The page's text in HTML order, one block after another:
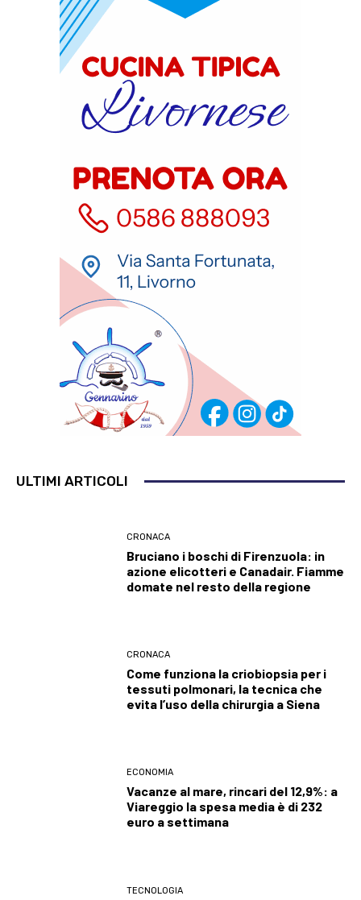
ULTIMI ARTICOLI
CRONACA
Bruciano i boschi di Firenzuola: in
azione elicotteri e Canadair. Fiamme
domate nel resto della regione
CRONACA
Come funziona la criobiopsia per i
tessuti polmonari, la tecnica che
evita l’uso della chirurgia a Siena
ECONOMIA
Vacanze al mare, rincari del 12,9%: a
Viareggio la spesa media è di 232
euro a settimana
TECNOLOGIA